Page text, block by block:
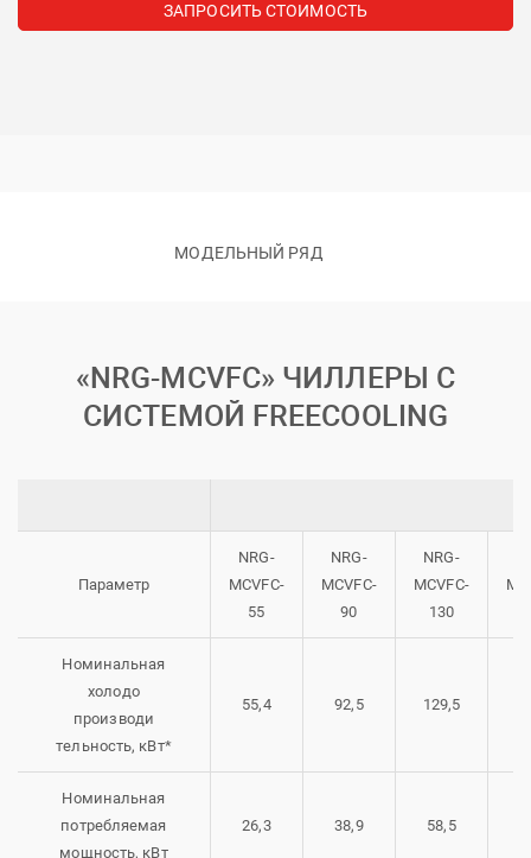
ЗАПРОСИТЬ СТОИМОСТЬ
МОДЕЛЬНЫЙ РЯД
«NRG-MCVFC» ЧИЛЛЕРЫ С
СИСТЕМОЙ FREECOOLING
Параметр
NRG-
MCVFC-
55
NRG-
MCVFC-
90
NRG-
MCVFC-
130
Номинальная
холодо
производи
тельность, кВт*
55,4 92,5 129,5
Номинальная
потребляемая
мощность, кВт
26,3 38,9 58,5